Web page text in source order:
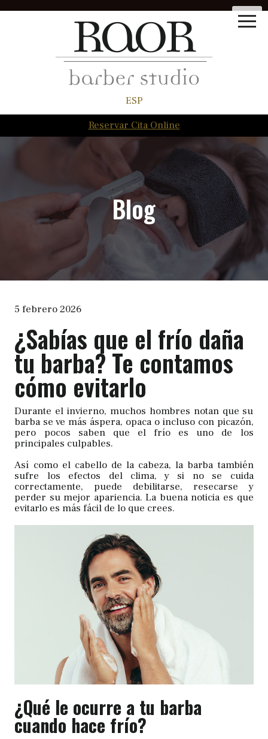
ESP
Reservar Cita Online
Blog
5 febrero 2026
¿Sabías que el frío daña
tu barba? Te contamos
cómo evitarlo
Durante el invierno, muchos hombres notan que su
barba se ve más áspera, opaca o incluso con picazón,
pero pocos saben que el frío es uno de los
principales culpables.
Así como el cabello de la cabeza, la barba también
sufre los efectos del clima, y si no se cuida
correctamente, puede debilitarse, resecarse y
perder su mejor apariencia. La buena noticia es que
evitarlo es más fácil de lo que crees.
¿Qué le ocurre a tu barba
cuando hace frío?